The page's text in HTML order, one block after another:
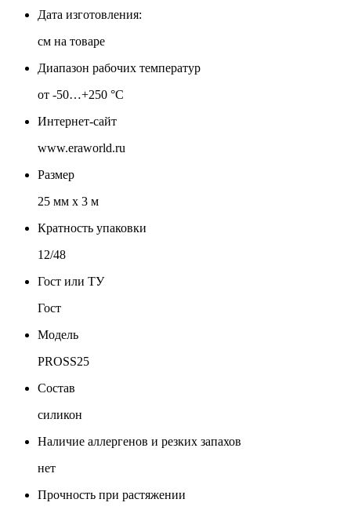
Дата изготовления:
см на товаре
Диапазон рабочих температур
от -50…+250 °C
Интернет-сайт
www.eraworld.ru
Размер
25 мм х 3 м
Кратность упаковки
12/48
Гост или ТУ
Гост
Модель
PROSS25
Состав
силикон
Наличие аллергенов и резких запахов
нет
Прочность при растяжении